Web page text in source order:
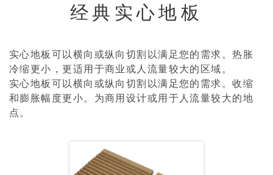
经典实心地板
实心地板可以横向或纵向切割以满足您的需求。热胀
冷缩更小，更适用于商业或人流量较大的区域。
实心地板可以横向或纵向切割以满足您的需求。收缩
和膨胀幅度更小。为商用设计或用于人流量较大的地
点。